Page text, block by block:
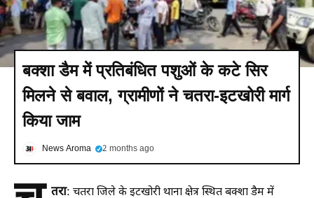
बक्शा डैम में प्रतिबंधित पशुओं के कटे सिर
मिलने से बवाल, ग्रामीणों ने चतरा-इटखोरी मार्ग
किया जाम
News Aroma 2 months ago
तरा: चतरा जिले के इटखोरी थाना क्षेत्र स्थित बक्शा डैम में